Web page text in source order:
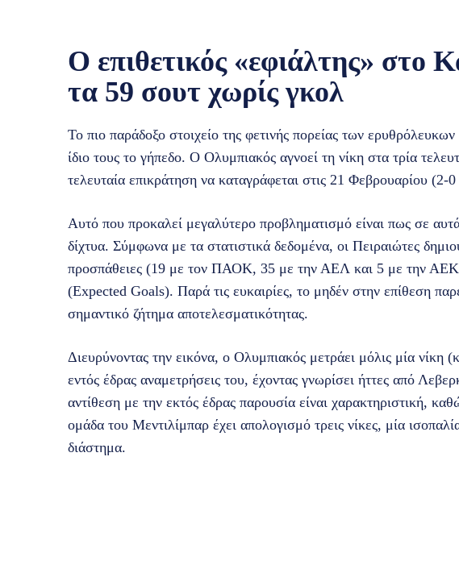
Ο επιθετικός «εφιάλτης» στο
τα 59 σουτ χωρίς γκολ
Το πιο παράδοξο στοιχείο της φετινής πορείας των
ίδιο τους το γήπεδο. Ο Ολυμπιακός αγνοεί τη νίκη στα τρία
τελευταία επικράτηση να καταγράφεται στις 21 Φεβρουαρίου (2-
Αυτό που προκαλεί μεγαλύτερο προβληματισμό είναι πως σε
δίχτυα. Σύμφωνα με τα στατιστικά δεδομένα, οι Πειραιώτες
προσπάθειες (19 με τον ΠΑΟΚ, 35 με την ΑΕΛ και 5 με την
(Expected Goals). Παρά τις ευκαιρίες, το μηδέν στην επίθεση
σημαντικό ζήτημα αποτελεσματικότητας.
Διευρύνοντας την εικόνα, ο Ολυμπιακός μετράει μόλις μία νίκη
εντός έδρας αναμετρήσεις του, έχοντας γνωρίσει ήττες από
αντίθεση με την εκτός έδρας παρουσία είναι χαρακτηριστική,
ομάδα του Μεντιλίμπαρ έχει απολογισμό τρεις νίκες, μία
διάστημα.